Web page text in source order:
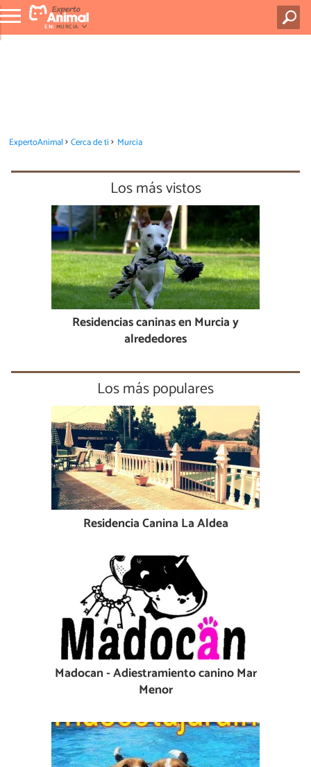
EN:MURCIA
ExpertoAnimal Cerca de ti Murcia
Los más vistos
Residencias caninas en Murcia y
alrededores
Los más populares
Residencia Canina La Aldea
Madocan - Adiestramiento canino Mar
Menor